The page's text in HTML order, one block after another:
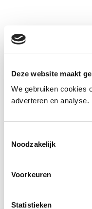
Deze website maakt
We gebruiken cookies
adverteren en
Noodzakelijk
Voorkeuren
Statistieken